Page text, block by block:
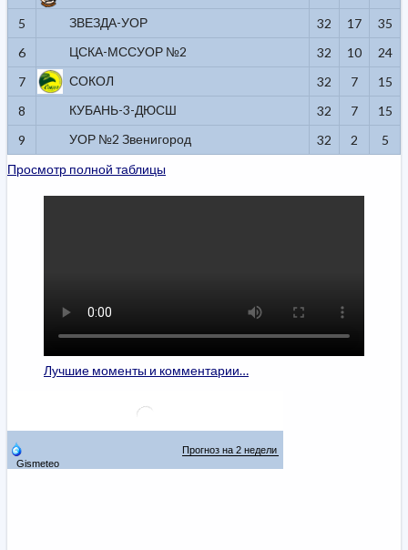
5
ЗВЕЗДА-УОР 32 17
35
6
ЦСКА-МССУОР №2 32 10
24
7
СОКОЛ 32 7
15
8
КУБАНЬ-3-ДЮСШ 32 7
15
9
УОР №2 Звенигород 32 2
5
Просмотр полной таблицы
Лучшие моменты и комментарии…